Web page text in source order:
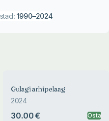
1990–2024
Gulagi arhipelaag
2024
30.00 € Osta